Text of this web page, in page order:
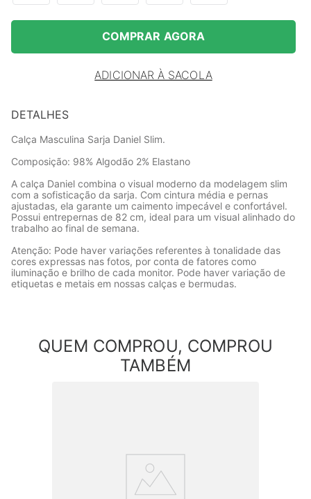
COMPRAR AGORA
ADICIONAR À SACOLA
DETALHES
Calça Masculina Sarja Daniel Slim.
Composição: 98% Algodão 2% Elastano
A calça Daniel combina o visual moderno da modelagem slim
com a sofisticação da sarja. Com cintura média e pernas
ajustadas, ela garante um caimento impecável e confortável.
Possui entrepernas de 82 cm, ideal para um visual alinhado do
trabalho ao final de semana.
Atenção: Pode haver variações referentes à tonalidade das
cores expressas nas fotos, por conta de fatores como
iluminação e brilho de cada monitor. Pode haver variação de
etiquetas e metais em nossas calças e bermudas.
QUEM COMPROU, COMPROU
TAMBÉM